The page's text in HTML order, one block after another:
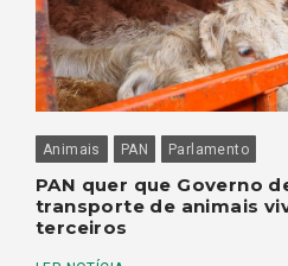
Animais PAN Parlamento
PAN quer que Governo
transporte de animais
terceiros